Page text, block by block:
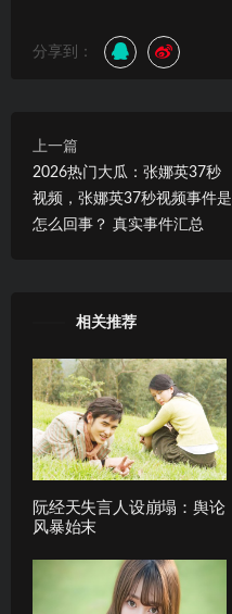
分享到：
上一篇
2026热门大瓜：张娜英37秒
视频，张娜英37秒视频事件是
怎么回事？ 真实事件汇总
相关推荐
阮经天失言人设崩塌：舆论
风暴始末